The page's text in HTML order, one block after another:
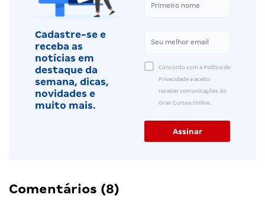
Cadastre-se e
receba as
notícias em
destaque da
semana, dicas,
novidades e
muito mais.
Concordo com a Política de
Privacidade e aceito
receber comunicações do
Gran Cursos Online.
Comentários (8)